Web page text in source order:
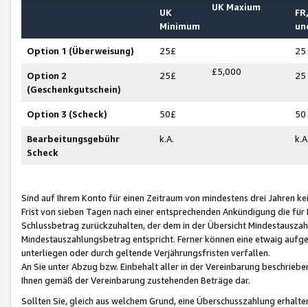
UK
Minimum
UK Maxium
Option 1 (Überweisung) 25£ 25
Option 2
(Geschenkgutschein)
25£ £5,000 25
Option 3 (Scheck) 50£ 50
Bearbeitungsgebühr
Scheck
k.A.
Sind auf Ihrem Konto für einen Zeitraum von mindestens drei Jahren
Frist von sieben Tagen nach einer entsprechenden Ankündigung die
Schlussbetrag zurückzuhalten, der dem in der Übersicht
Mindestauszahlungsbetrag entspricht. Ferner können eine etwaig
unterliegen oder durch geltende Verjährungsfristen verfallen.
An Sie unter Abzug bzw. Einbehalt aller in der Vereinbarung
Ihnen gemäß der Vereinbarung zustehenden Beträge dar.
Sollten Sie, gleich aus welchem Grund, eine Überschusszahlung